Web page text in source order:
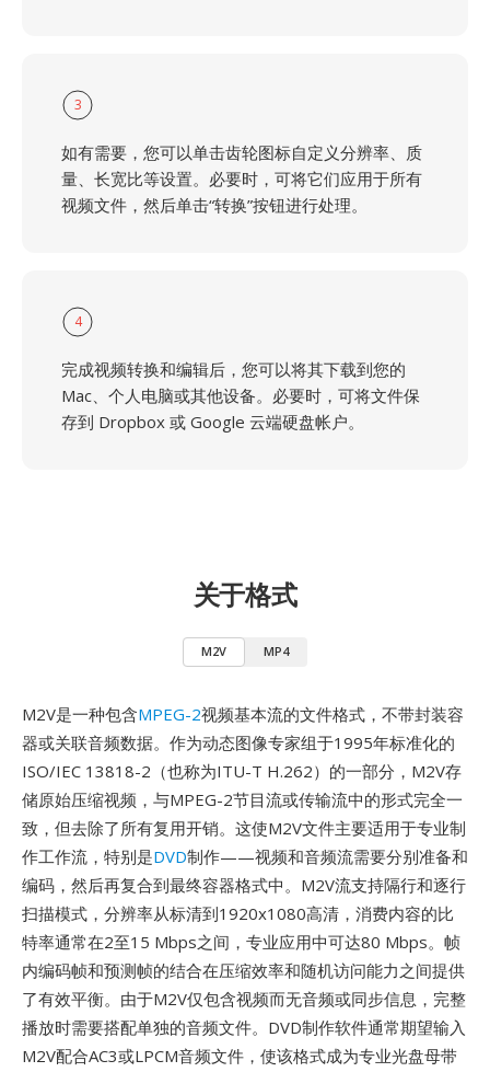
3
如有需要，您可以单击齿轮图标自定义分辨率、质
量、长宽比等设置。必要时，可将它们应用于所有
视频文件，然后单击“转换”按钮进行处理。
4
完成视频转换和编辑后，您可以将其下载到您的
Mac、个人电脑或其他设备。必要时，可将文件保
存到 Dropbox 或 Google 云端硬盘帐户。
关于格式
M2V MP4
M2V是一种包含MPEG-2视频基本流的文件格式，不带封装容
器或关联音频数据。作为动态图像专家组于1995年标准化的
ISO/IEC 13818-2（也称为ITU-T H.262）的一部分，M2V存
储原始压缩视频，与MPEG-2节目流或传输流中的形式完全一
致，但去除了所有复用开销。这使M2V文件主要适用于专业制
作工作流，特别是DVD制作——视频和音频流需要分别准备和
编码，然后再复合到最终容器格式中。M2V流支持隔行和逐行
扫描模式，分辨率从标清到1920x1080高清，消费内容的比
特率通常在2至15 Mbps之间，专业应用中可达80 Mbps。帧
内编码帧和预测帧的结合在压缩效率和随机访问能力之间提供
了有效平衡。由于M2V仅包含视频而无音频或同步信息，完整
播放时需要搭配单独的音频文件。DVD制作软件通常期望输入
M2V配合AC3或LPCM音频文件，使该格式成为专业光盘母带